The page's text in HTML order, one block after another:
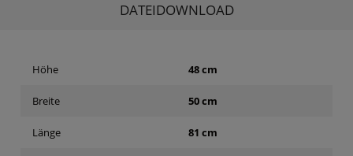
DATEIDOWNLOAD
Höhe 48 cm
Breite 50 cm
Länge 81 cm